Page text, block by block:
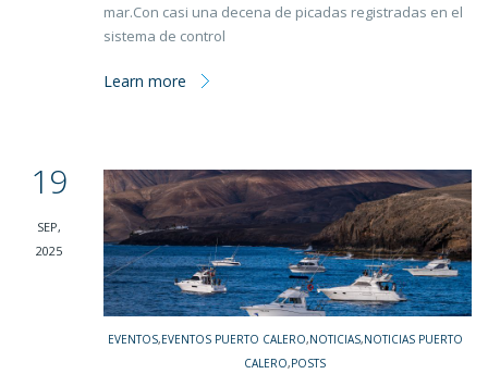
mar.Con casi una decena de picadas registradas en el
sistema de control
Learn more
19
SEP,
2025
EVENTOS,EVENTOS PUERTO CALERO,NOTICIAS,NOTICIAS PUERTO
CALERO,POSTS